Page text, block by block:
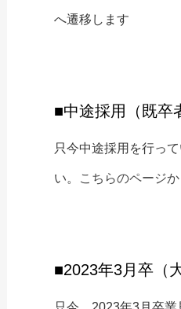
へ遷移します
■中途採用（既卒
只今中途採用を行っ
い。 こちらのページ
■2023年3月卒（